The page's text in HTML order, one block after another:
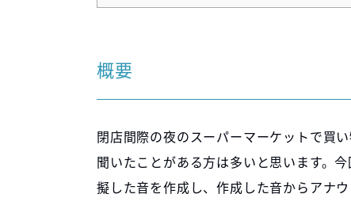
概要
閉店間際の夜のスーパーマーケットで買
聞いたことがある方は多いと思います。
擬した音を作成し、作成した音からアナ